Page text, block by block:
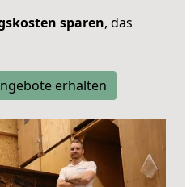
sparen, das
erhalten